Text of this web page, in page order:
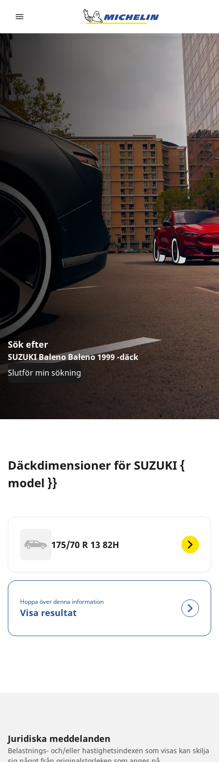
Sök efter
SUZUKI Baleno Baleno 1999 -däck
Slutför min sökning
Däckdimensioner för SUZUKI {
model }}
175/70 R 13 82H
Hoppa över denna information
Visa resultat
Juridiska meddelanden
Belastnings- och/eller hastighetsindexen som visas kan skilja